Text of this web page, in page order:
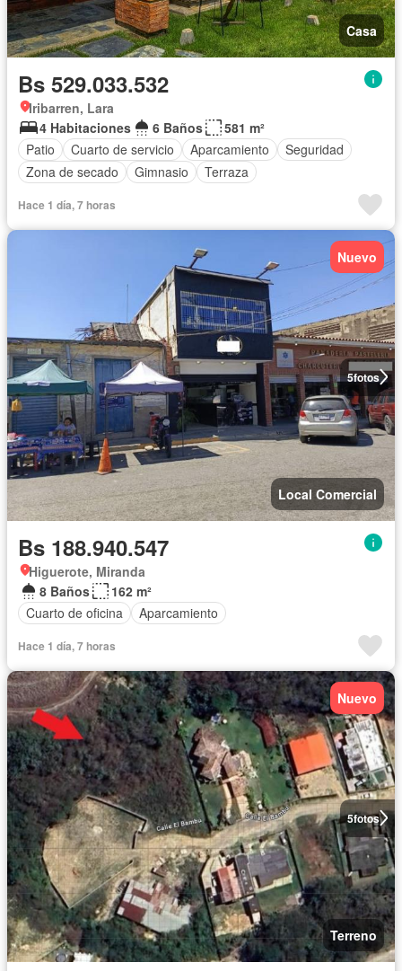
Casa
Bs 529.033.532
Iribarren, Lara
4 Habitaciones
6 Baños
581 m²
Patio
Cuarto de servicio Aparcamiento
Seguridad
Zona de secado
Gimnasio Terraza
Hace 1 día, 7 horas
5fotos
Nuevo
Local Comercial
Bs 188.940.547
Higuerote, Miranda
8 Baños
162 m²
Cuarto de oficina
Aparcamiento
Hace 1 día, 7 horas
5fotos
Nuevo
Terreno